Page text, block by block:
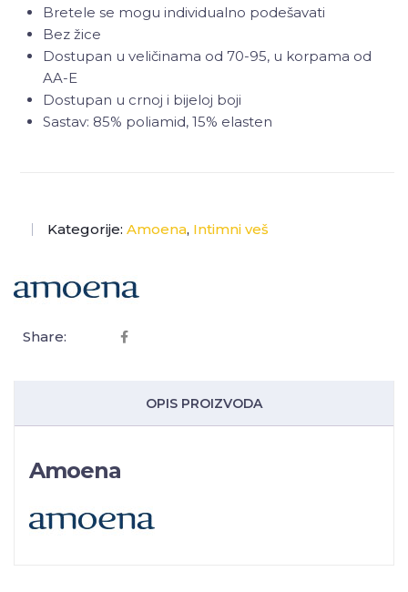
Bretele se mogu individualno podešavati
Bez žice
Dostupan u veličinama od 70-95, u korpama od
AA-E
Dostupan u crnoj i bijeloj boji
Sastav: 85% poliamid, 15% elasten
Kategorije: Amoena, Intimni veš
Share:
OPIS PROIZVODA
Amoena